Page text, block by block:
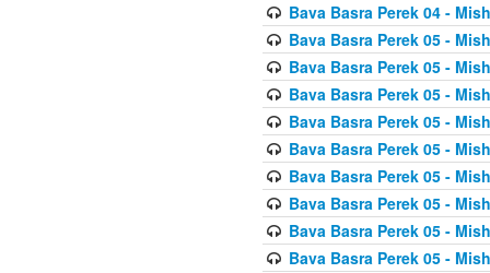
Bava Basra Perek 04 -
Bava Basra Perek 05 -
Bava Basra Perek 05 -
Bava Basra Perek 05 -
Bava Basra Perek 05 -
Bava Basra Perek 05 -
Bava Basra Perek 05 -
Bava Basra Perek 05 -
Bava Basra Perek 05 -
Bava Basra Perek 05 -